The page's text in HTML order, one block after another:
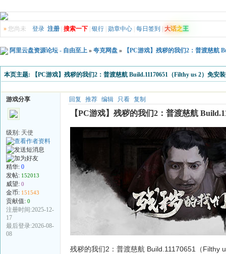
» 您尚未 登录 注册 搜索一下 银行 勋章中心 每日签到 大话之王
阿里云盘资源论坛 - 自由至上 » 夸克网盘 » 【PC游戏】残秽的我们2：普渡慈航
本页主题: 【PC游戏】残秽的我们2：普渡慈航 Build.11170651（Filthy us 2）免安
游戏分享
级别: 天使
精华: 0
发帖: 152013
威望: 0
金币: 151543
贡献值: 0
注册时间:2025-12-
17
最后登录:2026-08-
08
回复 推荐 编辑 只看 复制
【PC游戏】残秽的我们2：普渡慈航
残秽的我们2：普渡慈航 Build.11170651（Filthy